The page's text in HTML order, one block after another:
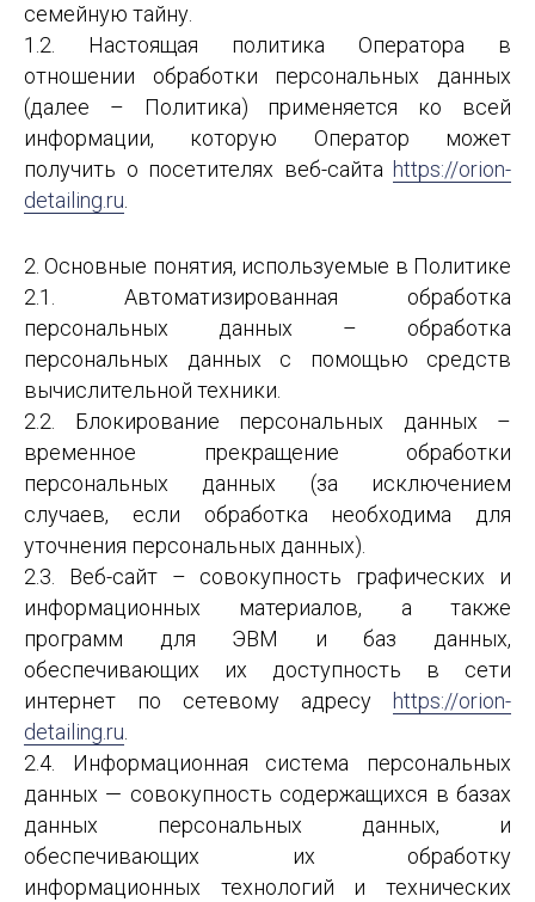
семейную тайну.
1.2. Настоящая политика Оператора в
отношении обработки персональных данных
(далее – Политика) применяется ко всей
информации, которую Оператор может
получить о посетителях веб-сайта https://orion-
detailing.ru
2. Основные понятия, используемые в Политике
2.1. Автоматизированная обработка
персональных данных – обработка
персональных данных с помощью средств
вычислительной техники.
2.2. Блокирование персональных данных –
временное прекращение обработки
персональных данных (за исключением
случаев, если обработка необходима для
уточнения персональных данных).
2.3. Веб-сайт – совокупность графических и
информационных материалов, а также
программ для ЭВМ и баз данных,
обеспечивающих их доступность в сети
интернет по сетевому адресу https://orion-
detailing.ru
2.4. Информационная система персональных
данных — совокупность содержащихся в базах
данных персональных данных, и
обеспечивающих их обработку
информационных технологий и технических